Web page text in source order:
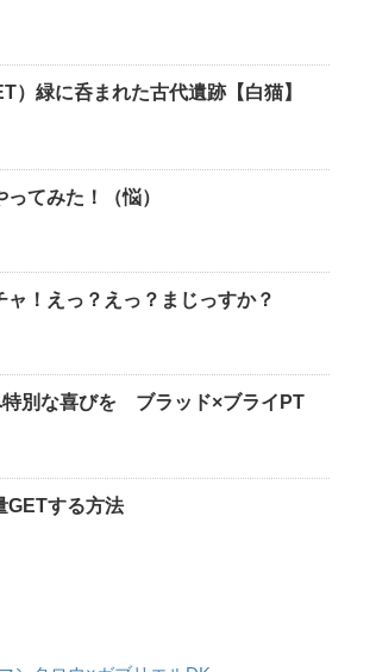
）緑に呑まれた古代遺跡【白猫】
てみた！（悩）
！えっ？えっ？まじっすか？
特別な喜びを ブラッド×ブライPT
GETする方法